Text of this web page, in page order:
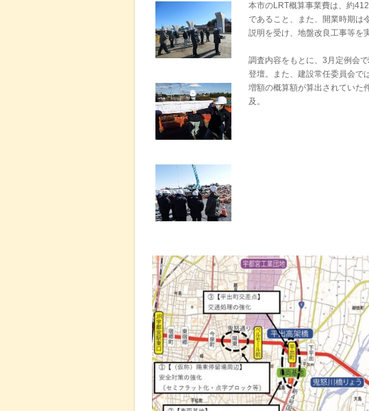
本市のLRT概算事業費は、約
であること、また、開業時期は
説明を受け、地盤改良工事等を
調査内容をもとに、3月定例会
登壇。また、建設常任委員会で
増額の概算額が算出されていた
及。